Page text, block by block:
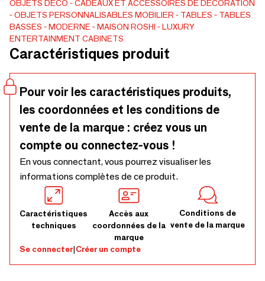
de le brancher à votre console, de le connecter à votre
moniteur, téléviseur ou projecteur, et de commencer à jouer.
Personnalisez les côtés avec le tissu de votre choix pour
une touche d'élégance. Améliorez votre expérience de jeu
avec Senju. Quand le style rencontre la performance.
OBJETS DÉCO
CADEAUX ET ACCESSOIRES DE DÉCORATION
OBJETS PERSONNALISABLES MOBILIER TABLES
TABLES
BASSES
MODERNE
MAISON ROSHI - LUXURY
ENTERTAINMENT CABINETS
Caractéristiques produit
Pour voir les caractéristiques produits,
les coordonnées et les conditions de
vente de la marque : créez vous un
compte ou connectez-vous !
En vous connectant, vous pourrez visualiser les
informations complètes de ce produit.
Caractéristiques
techniques
Accès aux
coordonnées de la
marque
Conditions de
vente de la marque
Se connecter|Créer un compte